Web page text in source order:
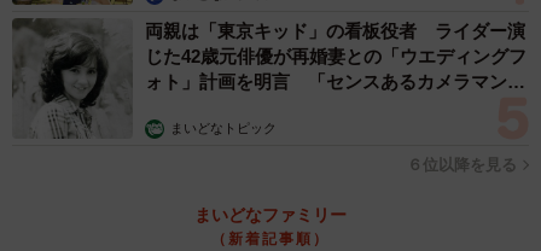
両親は「東京キッド」の看板役者 ライダー演
じた42歳元俳優が再婚妻との「ウエディングフ
ォト」計画を明言 「センスあるカメラマン求
まいどなトピック
６位以降を見る
まいどなファミリー
（新着記事順）